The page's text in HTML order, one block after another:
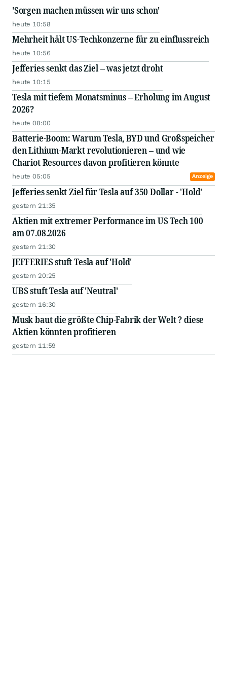
'Sorgen machen müssen wir uns schon'
heute 10:58
Mehrheit hält US-Techkonzerne für zu einflussreich
heute 10:56
Jefferies senkt das Ziel – was jetzt droht
heute 10:15
Tesla mit tiefem Monatsminus – Erholung im August
2026?
heute 08:00
Batterie-Boom: Warum Tesla, BYD und Großspeicher
den Lithium-Markt revolutionieren – und wie
Chariot Resources davon profitieren könnte
heute 05:05 Anzeige
Jefferies senkt Ziel für Tesla auf 350 Dollar - 'Hold'
gestern 21:35
Aktien mit extremer Performance im US Tech 100
am 07.08.2026
gestern 21:30
JEFFERIES stuft Tesla auf 'Hold'
gestern 20:25
UBS stuft Tesla auf 'Neutral'
gestern 16:30
Musk baut die größte Chip-Fabrik der Welt ? diese
Aktien könnten profitieren
gestern 11:59